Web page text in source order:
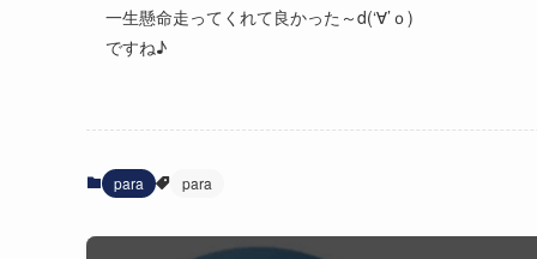
一生懸命走ってくれて良かった～d(‘∀’ｏ)
ですね♪
para para